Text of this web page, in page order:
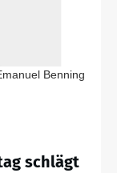
Benning
schlägt